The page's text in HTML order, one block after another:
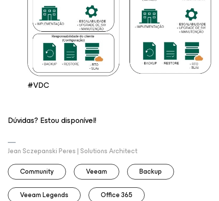
#VDC
Dúvidas? Estou disponível!
Jean Sczepanski Peres | Solutions Architect
Community
Veeam Backup
Veeam Legends Office 365